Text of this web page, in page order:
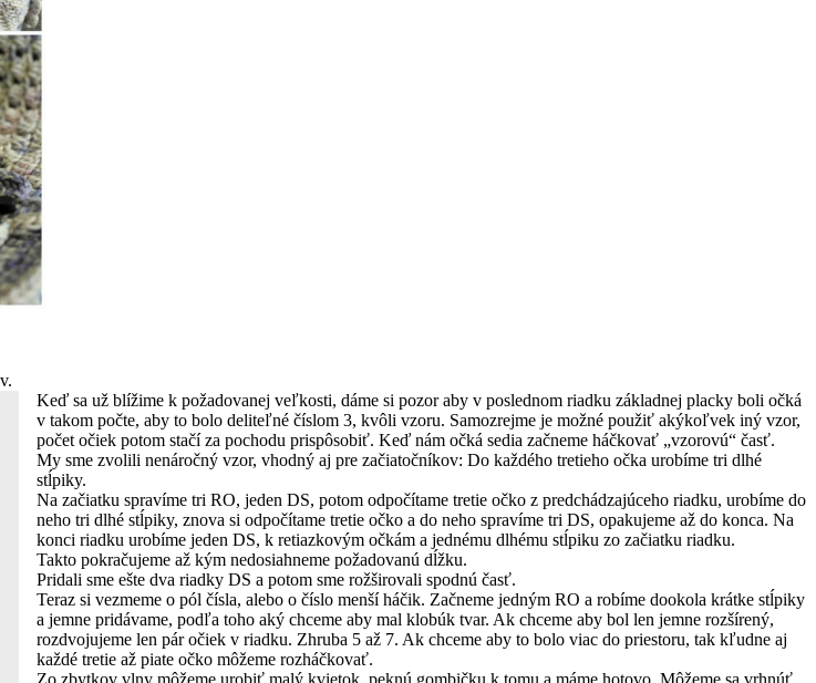
Keď sa už blížime k požadovanej veľkosti, dáme si pozor aby v poslednom riadku základnej placky boli očká
v takom počte, aby to bolo deliteľné číslom 3, kvôli vzoru. Samozrejme je možné použiť akýkoľvek iný vzor,
počet očiek potom stačí za pochodu prispôsobiť. Keď nám očká sedia začneme háčkovať „vzorovú“ časť.
My sme zvolili nenáročný vzor, vhodný aj pre začiatočníkov: Do každého tretieho očka urobíme tri dlhé
stĺpiky.
Na začiatku spravíme tri RO, jeden DS, potom odpočítame tretie očko z predchádzajúceho riadku, urobíme do
neho tri dlhé stĺpiky, znova si odpočítame tretie očko a do neho spravíme tri DS, opakujeme až do konca. Na
konci riadku urobíme jeden DS, k retiazkovým očkám a jednému dlhému stĺpiku zo začiatku riadku.
Takto pokračujeme až kým nedosiahneme požadovanú dĺžku.
Pridali sme ešte dva riadky DS a potom sme rožširovali spodnú časť.
Teraz si vezmeme o pól čísla, alebo o číslo menší háčik. Začneme jedným RO a robíme dookola krátke stĺpiky
a jemne pridávame, podľa toho aký chceme aby mal klobúk tvar. Ak chceme aby bol len jemne rozšírený,
rozdvojujeme len pár očiek v riadku. Zhruba 5 až 7. Ak chceme aby to bolo viac do priestoru, tak kľudne aj
každé tretie až piate očko môžeme rozháčkovať.
Zo zbytkov vlny môžeme urobiť malý kvietok, peknú gombičku k tomu a máme hotovo. Môžeme sa vrhnúť